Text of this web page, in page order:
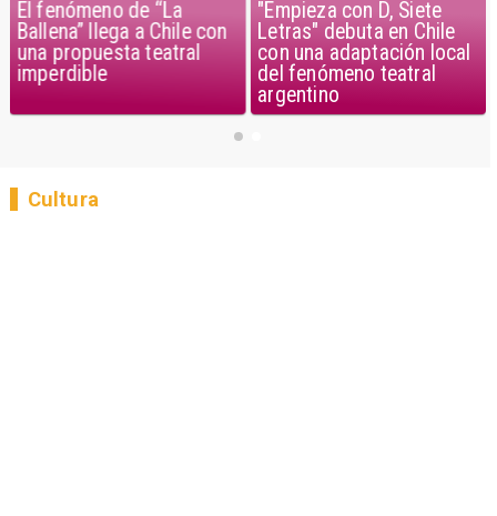
"Empieza con D, Siete
Letras" debuta en Chile
con una adaptación local
del fenómeno teatral
El fenómeno de “La
Ballena” llega a Chile con
una propuesta teatral
imperdible
Cultura